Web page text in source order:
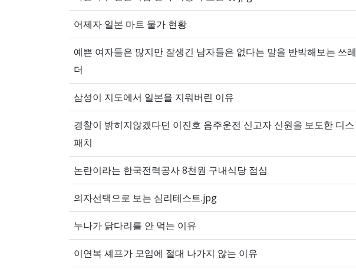
어제자 일본 마트 물가 현황
예쁜 여자들은 많지만 잘생긴 남자들은 없다는 말을 반박해보는 쓰레
더
삼성이 지도에서 일본을 지워버린 이유
경찰이 밝히지않겠다던 이진호 음주운전 신고자 신원을 보도한 디스
패치
논란이라는 한국전력공사 8천원 구내식당 점심
의자선택으로 보는 심리테스트.jpg
누나가 닭다리를 안 먹는 이유
이연복 셰프가 모임에 절대 나가지 않는 이유